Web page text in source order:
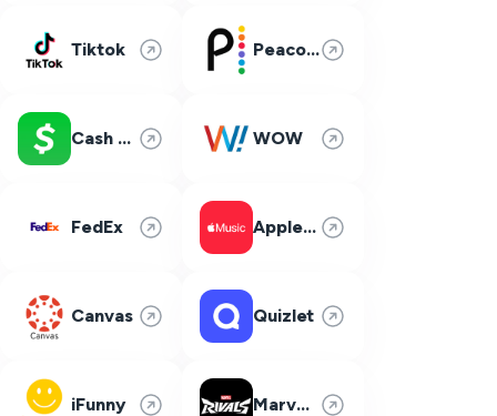
Tiktok Peacock
Cash App WOW
FedEx Apple Music
Canvas Quizlet
iFunny Marvel Rivals